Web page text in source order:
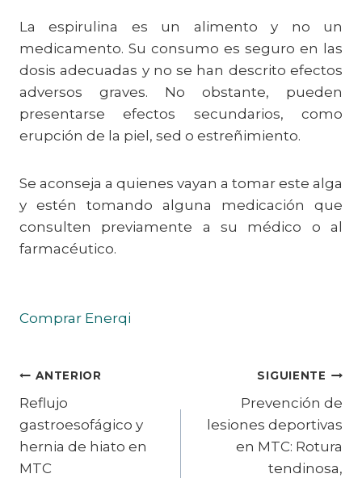
La espirulina es un alimento y no un
medicamento. Su consumo es seguro en las
dosis adecuadas y no se han descrito efectos
adversos graves. No obstante, pueden
presentarse efectos secundarios, como
erupción de la piel, sed o estreñimiento.
Se aconseja a quienes vayan a tomar este alga
y estén tomando alguna medicación que
consulten previamente a su médico o al
farmacéutico.
Comprar Enerqi
Navegación
de
entradas
ANTERIOR
Reflujo
gastroesofágico y
hernia de hiato en
MTC
SIGUIENTE
Prevención de
lesiones deportivas
en MTC: Rotura
tendinosa,